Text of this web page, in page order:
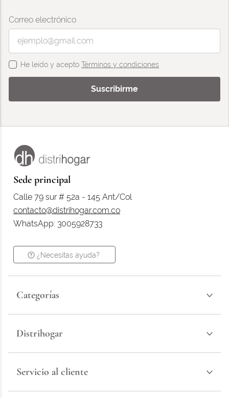
Correo electrónico
He leído y aceptoTérminos y condiciones
Suscribirme
Sede principal
Calle 79 sur # 52a - 145 Ant/Col
contacto@distrihogar.com.co
WhatsApp: 3005928733
¿Necesitas ayuda?
Categorías
Distrihogar
Servicio al cliente